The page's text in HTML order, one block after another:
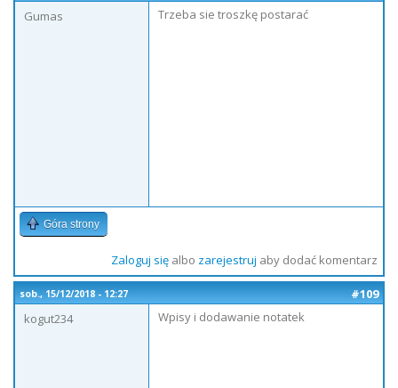
Gumas
Trzeba sie troszkę postarać
Góra strony
Zaloguj sięalbo zarejestruj aby dodać komentarz
sob., 15/12/2018 - 12:27
#109
kogut234
Wpisy i dodawanie notatek